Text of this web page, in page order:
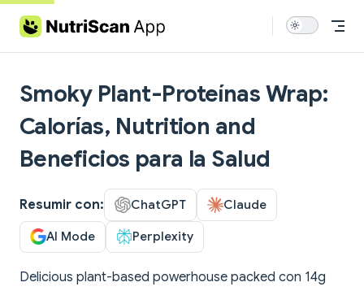
Skip to content
Smoky Plant-Proteínas Wrap:
Calorías, Nutrition and
Beneficios para la Salud
Resumir con: ChatGPT Claude
AI Mode Perplexity
Delicious plant-based powerhouse packed con 14g